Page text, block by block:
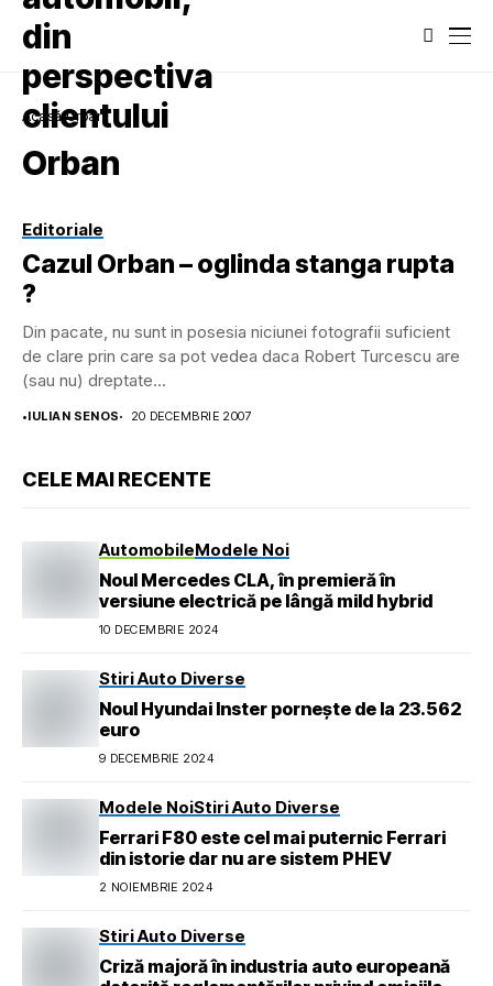
Acasă Orban
Orban
Editoriale
Cazul Orban – oglinda stanga rupta
?
Din pacate, nu sunt in posesia niciunei fotografii suficient
de clare prin care sa pot vedea daca Robert Turcescu are
(sau nu) dreptate...
•IULIAN SENOS 20 DECEMBRIE 2007
CELE MAI RECENTE
AutomobileModele Noi
Noul Mercedes CLA, în premieră în
versiune electrică pe lângă mild hybrid
10 DECEMBRIE 2024
Stiri Auto Diverse
Noul Hyundai Inster pornește de la 23.562
euro
9 DECEMBRIE 2024
Modele NoiStiri Auto Diverse
Ferrari F80 este cel mai puternic Ferrari
din istorie dar nu are sistem PHEV
2 NOIEMBRIE 2024
Stiri Auto Diverse
Criză majoră în industria auto europeană